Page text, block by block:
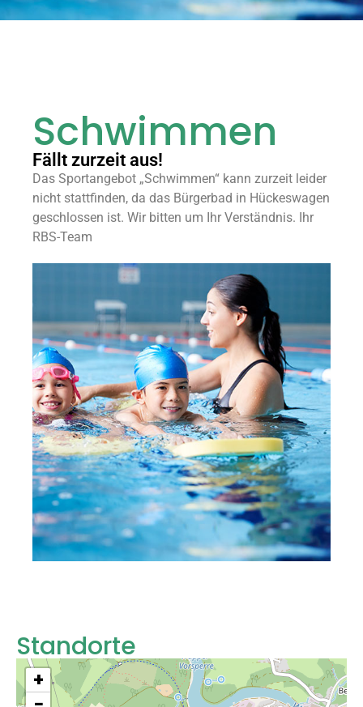
Schwimmen
Fällt zurzeit aus!
Das Sportangebot „Schwimmen“ kann zurzeit leider
nicht stattfinden, da das Bürgerbad in Hückeswagen
geschlossen ist. Wir bitten um Ihr Verständnis. Ihr
RBS-Team
Standorte
+